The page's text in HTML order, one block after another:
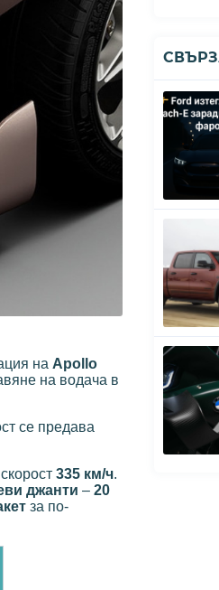
на Apollo
на водача в
се предава
335 км/ч.
джанти – 20
за по-